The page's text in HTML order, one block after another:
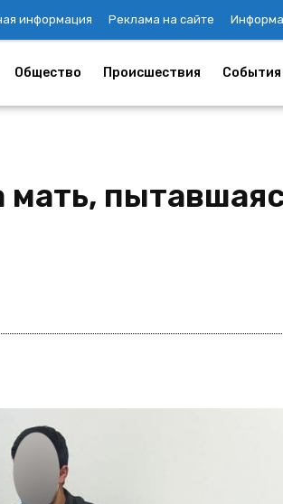
информация Реклама на сайте
Общество Происшествия События